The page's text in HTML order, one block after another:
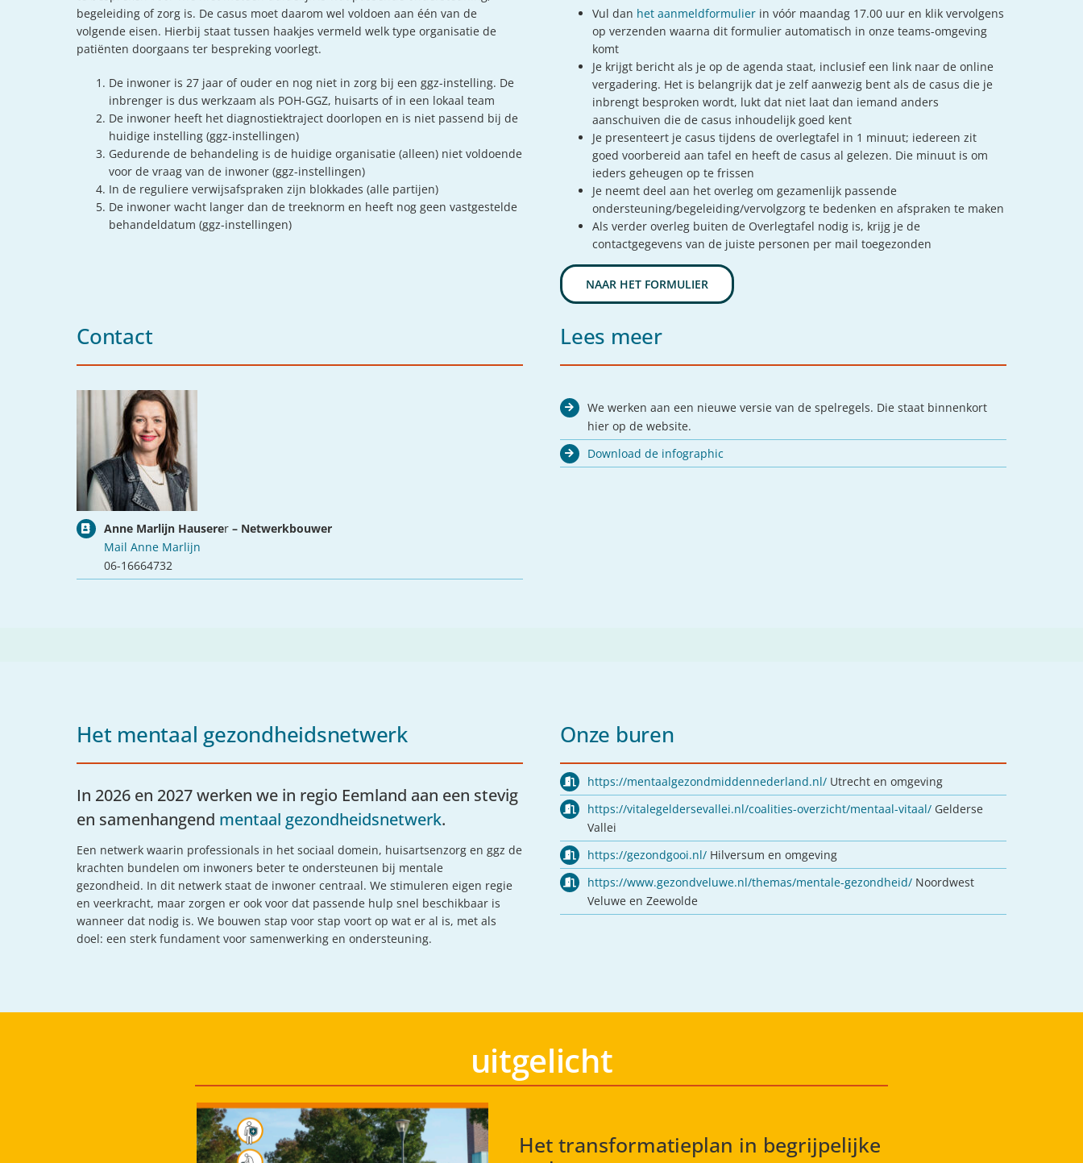
begeleiding of zorg is. De casus moet daarom wel voldoen aan één van de
volgende eisen. Hierbij staat tussen haakjes vermeld welk type organisatie de
patiënten doorgaans ter bespreking voorlegt.
De inwoner is 27 jaar of ouder en nog niet in zorg bij een ggz-instelling. De
inbrenger is dus werkzaam als POH-GGZ, huisarts of in een lokaal team
De inwoner heeft het diagnostiektraject doorlopen en is niet passend bij de
huidige instelling (ggz-instellingen)
Gedurende de behandeling is de huidige organisatie (alleen) niet voldoende
voor de vraag van de inwoner (ggz-instellingen)
In de reguliere verwijsafspraken zijn blokkades (alle partijen)
De inwoner wacht langer dan de treeknorm en heeft nog geen vastgestelde
behandeldatum (ggz-instellingen)
Vul dan het aanmeldformulier in vóór maandag 17.00 uur en klik vervolgens
op verzenden waarna dit formulier automatisch in onze teams-omgeving
komt
Je krijgt bericht als je op de agenda staat, inclusief een link naar de online
vergadering. Het is belangrijk dat je zelf aanwezig bent als de casus die je
inbrengt besproken wordt, lukt dat niet laat dan iemand anders
aanschuiven die de casus inhoudelijk goed kent
Je presenteert je casus tijdens de overlegtafel in 1 minuut; iedereen zit
goed voorbereid aan tafel en heeft de casus al gelezen. Die minuut is om
ieders geheugen op te frissen
Je neemt deel aan het overleg om gezamenlijk passende
ondersteuning/begeleiding/vervolgzorg te bedenken en afspraken te maken
Als verder overleg buiten de Overlegtafel nodig is, krijg je de
contactgegevens van de juiste personen per mail toegezonden
NAAR HET FORMULIER
Contact
Anne Marlijn Hauserer – Netwerkbouwer
Mail Anne Marlijn
06-16664732
Lees meer
We werken aan een nieuwe versie van de spelregels. Die staat binnenkort
hier op de website.
Download de infographic
Het mentaal gezondheidsnetwerk
In 2026 en 2027 werken we in regio Eemland aan een stevig
en samenhangend mentaal gezondheidsnetwerk.
Een netwerk waarin professionals in het sociaal domein, huisartsenzorg en ggz de
krachten bundelen om inwoners beter te ondersteunen bij mentale
gezondheid. In dit netwerk staat de inwoner centraal. We stimuleren eigen regie
en veerkracht, maar zorgen er ook voor dat passende hulp snel beschikbaar is
wanneer dat nodig is. We bouwen stap voor stap voort op wat er al is, met als
doel: een sterk fundament voor samenwerking en ondersteuning.
Onze buren
https://mentaalgezondmiddennederland.nl/Utrecht en omgeving
https://vitalegeldersevallei.nl/coalities-overzicht/mentaal-vitaal/Gelderse
Vallei
https://gezondgooi.nl/Hilversum en omgeving
https://www.gezondveluwe.nl/themas/mentale-gezondheid/Noordwest
Veluwe en Zeewolde
uitgelicht
Het transformatieplan in begrijpelijke